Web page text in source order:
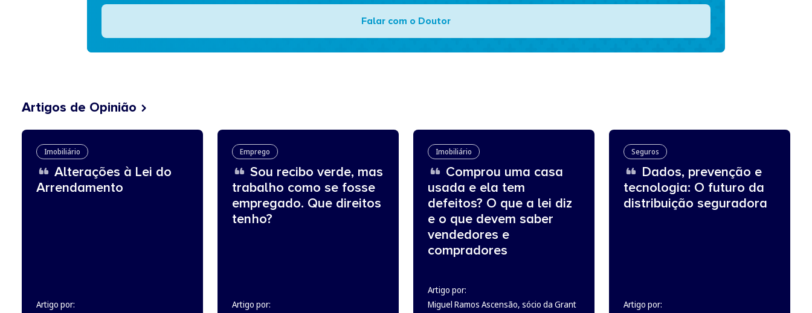
Falar com o Doutor
Artigos de Opinião
Imobiliário
Alterações à Lei do
Arrendamento
Artigo por:
Emprego
Sou recibo verde, mas
trabalho como se fosse
empregado. Que direitos
tenho?
Artigo por:
Imobiliário
Comprou uma casa
usada e ela tem
defeitos? O que a lei diz
e o que devem saber
vendedores e
compradores
Artigo por:
Miguel Ramos Ascensão, sócio da Grant
Seguros
Dados, prevenção e
tecnologia: O futuro da
distribuição seguradora
Artigo por: